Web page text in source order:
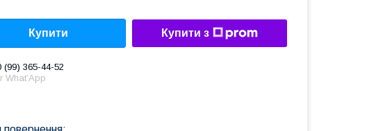
Купити Купити з
(99) 365-44-52
What’App